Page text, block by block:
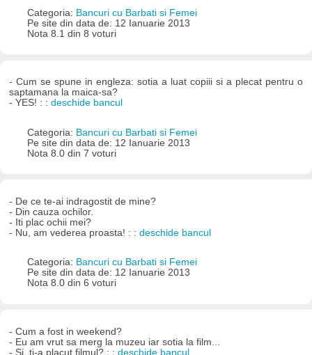
Categoria: Bancuri cu Barbati si Femei
Pe site din data de: 12 Ianuarie 2013
Nota 8.1 din 8 voturi
- Cum se spune in engleza: sotia a luat copiii si a plecat pentru o
saptamana la maica-sa?
- YES! : :deschide bancul
Categoria: Bancuri cu Barbati si Femei
Pe site din data de: 12 Ianuarie 2013
Nota 8.0 din 7 voturi
- De ce te-ai indragostit de mine?
- Din cauza ochilor.
- Iti plac ochii mei?
- Nu, am vederea proasta! : :deschide bancul
Categoria: Bancuri cu Barbati si Femei
Pe site din data de: 12 Ianuarie 2013
Nota 8.0 din 6 voturi
- Cum a fost in weekend?
- Eu am vrut sa merg la muzeu iar sotia la film...
- Si, ti-a placut filmul? : :deschide bancul